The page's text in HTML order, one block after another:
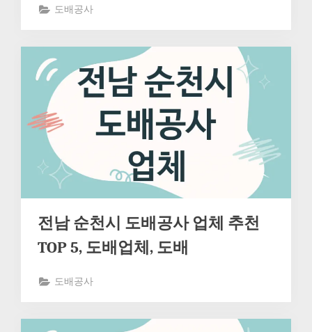
도배공사
전남 순천시 도배공사 업체 추천
TOP 5, 도배업체, 도배
도배공사